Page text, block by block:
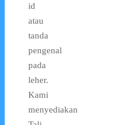
id
atau
tanda
pengenal
pada
leher.
Kami
menyediakan